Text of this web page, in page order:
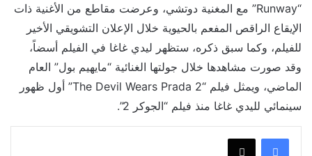
“Runway” مع المغنية دوتشي، وعرضت مقاطع من الأغنية ذات
الإيقاع الراقص المفعم بالحيوية خلال الإعلان التشويقي الأخير
للفيلم، وكما سبق ذكره، ستظهر ليدي غاغا في الفيلم أسضاً،
وقد صورت مشاهدها خلال جولتها الغنائية “مايهيم بول” العام
الماضي، ويمثل فيلم “The Devil Wears Prada 2” أول ظهور
سينمائي لليدي غاغا منذ فيلم “الجوكر 2”.